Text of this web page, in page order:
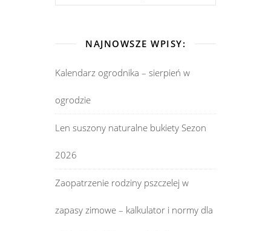
NAJNOWSZE WPISY:
Kalendarz ogrodnika – sierpień w
ogrodzie
Len suszony naturalne bukiety Sezon
2026
Zaopatrzenie rodziny pszczelej w
zapasy zimowe – kalkulator i normy dla